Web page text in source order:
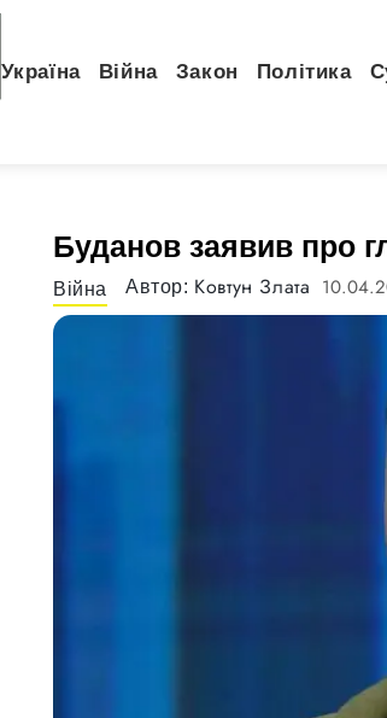
Україна Війна Закон Політика
Буданов заявив про
Війна Автор: Ковтун Злата